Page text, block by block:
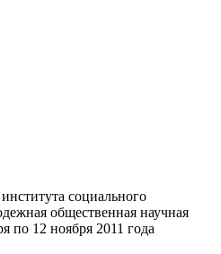
социального
общественная научная
по 12 ноября 2011 года